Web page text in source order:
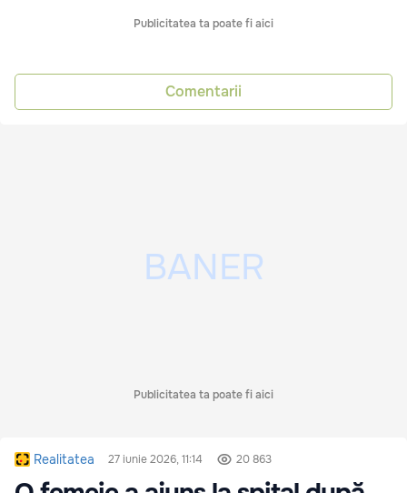
Publicitatea ta poate fi aici
Comentarii
Publicitatea ta poate fi aici
Realitatea 27 iunie 2026, 11:14 20 863